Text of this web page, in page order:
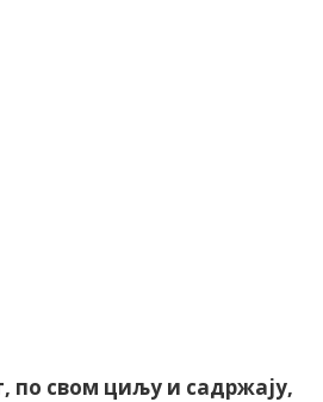
по свом циљу и садржају,